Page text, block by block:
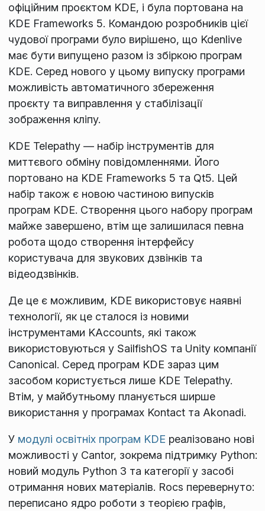
офіційним проєктом KDE, і була портована на
KDE Frameworks 5. Командою розробників цієї
чудової програми було вирішено, що Kdenlive
має бути випущено разом із збіркою програм
KDE. Серед нового у цьому випуску програми
можливість автоматичного збереження
проєкту та виправлення у стабілізації
зображення кліпу.
KDE Telepathy — набір інструментів для
миттєвого обміну повідомленнями. Його
портовано на KDE Frameworks 5 та Qt5. Цей
набір також є новою частиною випусків
програм KDE. Створення цього набору програм
майже завершено, втім ще залишилася певна
робота щодо створення інтерфейсу
користувача для звукових дзвінків та
відеодзвінків.
Де це є можливим, KDE використовує наявні
технології, як це сталося із новими
інструментами KAccounts, які також
використовуються у SailfishOS та Unity компанії
Canonical. Серед програм KDE зараз цим
засобом користується лише KDE Telepathy.
Втім, у майбутньому планується ширше
використання у програмах Kontact та Akonadi.
У модулі освітніх програм KDE реалізовано нові
можливості у Cantor, зокрема підтримку Python:
новий модуль Python 3 та категорії у засобі
отримання нових матеріалів. Rocs перевернуто:
переписано ядро роботи з теорією графів,